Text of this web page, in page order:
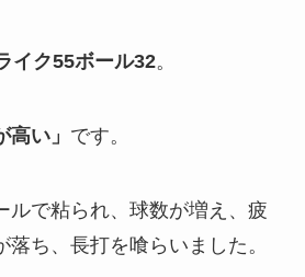
イク55ボール32。
高い」 です。
ルで粘られ、球数が増え、疲
ち、長打を喰らいました。